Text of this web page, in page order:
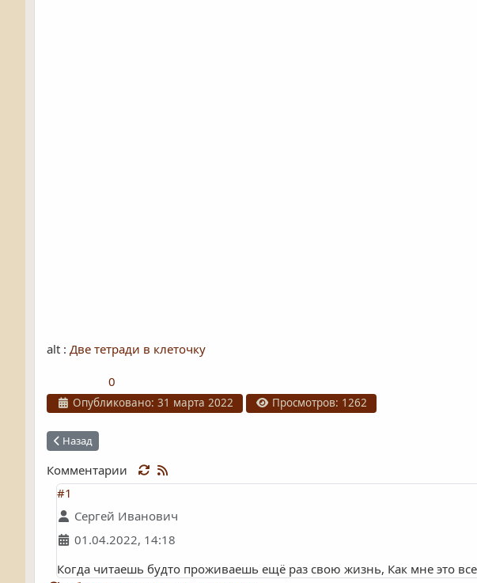
alt :Две тетради в клеточку
0
Информация о материале
Опубликовано: 31 марта 2022 Просмотров: 1262
Предыдущий: Библиотека в моей жизни
Назад
Комментарии
#1
Сергей Иванович
01.04.2022, 14:18
Когда читаешь будто проживаешь ещё раз свою жизнь, Как мне это